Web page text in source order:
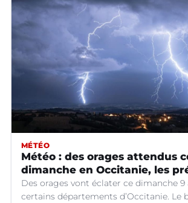
MÉTÉO
Météo : des orages attendus
dimanche en Occitanie, les
Des orages vont éclater ce dimanche 9
certains départements d’Occitanie. Le